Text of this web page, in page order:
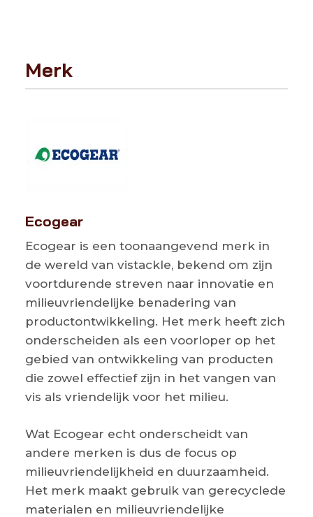
Merk
Ecogear
Ecogear is een toonaangevend merk in
de wereld van vistackle, bekend om zijn
voortdurende streven naar innovatie en
milieuvriendelijke benadering van
productontwikkeling. Het merk heeft zich
onderscheiden als een voorloper op het
gebied van ontwikkeling van producten
die zowel effectief zijn in het vangen van
vis als vriendelijk voor het milieu.
Wat Ecogear echt onderscheidt van
andere merken is dus de focus op
milieuvriendelijkheid en duurzaamheid.
Het merk maakt gebruik van gerecyclede
materialen en milieuvriendelijke